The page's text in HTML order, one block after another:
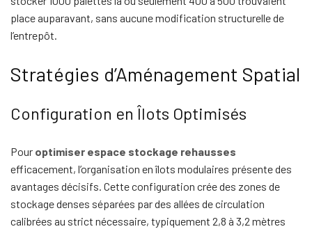
place auparavant, sans aucune modification structurelle de
l’entrepôt.
Stratégies d’Aménagement Spatial
Configuration en Îlots Optimisés
Pour optimiser espace stockage rehausses
efficacement, l’organisation en îlots modulaires présente des
avantages décisifs. Cette configuration crée des zones de
stockage denses séparées par des allées de circulation
calibrées au strict nécessaire, typiquement 2,8 à 3,2 mètres